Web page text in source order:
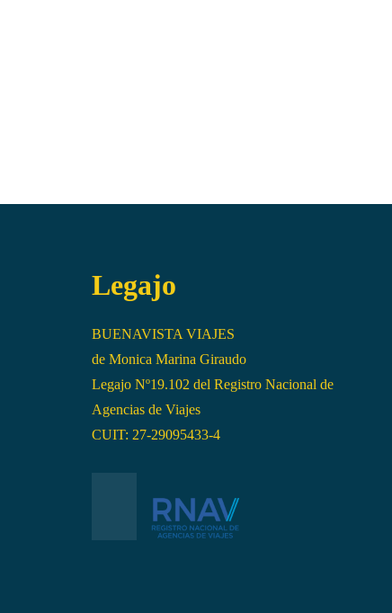
Legajo
BUENAVISTA VIAJES
de Monica Marina Giraudo
Legajo Nº19.102 del Registro Nacional de
Agencias de Viajes
CUIT: 27-29095433-4